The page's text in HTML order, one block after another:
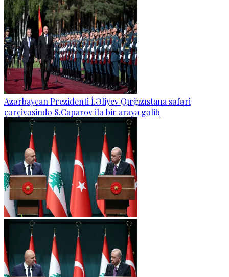
Azərbaycan Prezidenti İ.Əliyev Qırğızıstana səfəri
çərçivəsində S.Caparov ilə bir araya gəlib